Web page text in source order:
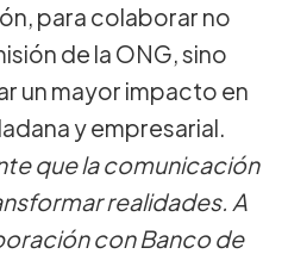
para colaborar no
de la ONG, sino
un mayor impacto en
y empresarial.
que la comunicación
realidades. A
con Banco de